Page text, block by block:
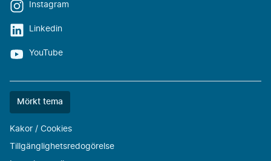
Instagram
Linkedin
YouTube
Färgtemat
Mörkt tema
Kakor / Cookies
Tillgänglighetsredogörelse